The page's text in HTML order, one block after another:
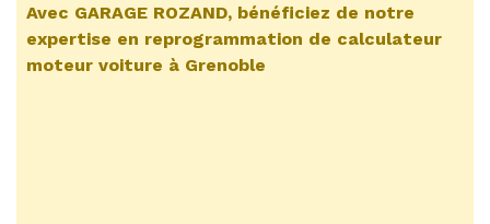
Avec GARAGE ROZAND, bénéficiez de notre
expertise en reprogrammation de calculateur
moteur voiture à Grenoble